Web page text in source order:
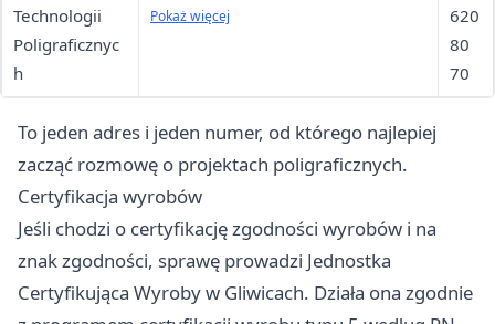
Technologii
Poligraficznyc
h
wymaganych właściwościach na
Pokaż więcej
620
80
70
To jeden adres i jeden numer, od którego najlepiej
zacząć rozmowę o projektach poligraficznych.
Certyfikacja wyrobów
Jeśli chodzi o certyfikację zgodności wyrobów i na
znak zgodności, sprawę prowadzi Jednostka
Certyfikująca Wyroby w Gliwicach. Działa ona zgodnie